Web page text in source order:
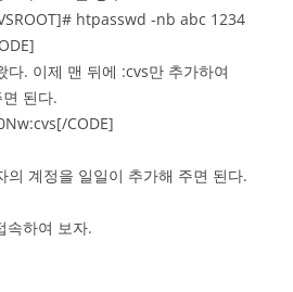
htpasswd -nb abc 1234
다. 이제 맨 뒤에 :cvs만 추가하여
된다.
CODE]
의 계정을 일일이 추가해 주면 된다.
속하여 보자.